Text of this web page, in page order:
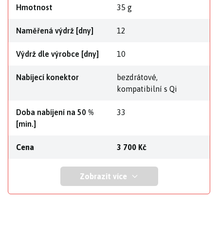
Hmotnost 35 g
Naměřená výdrž [dny] 12
Výdrž dle výrobce [dny] 10
Nabíjecí konektor
bezdrátové,
kompatibilní s Qi
Doba nabíjení na 50 %
[min.]
33
Cena 3 700 Kč
Zobrazit více